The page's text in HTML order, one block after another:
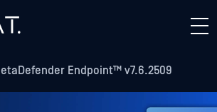
Endpoint™ v7.6.2509